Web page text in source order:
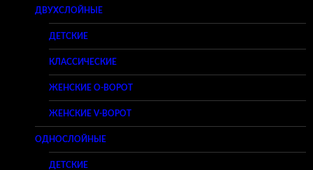
ДВУХСЛОЙНЫЕ
ДЕТСКИЕ
КЛАССИЧЕСКИЕ
ЖЕНСКИЕ O-ВОРОТ
ЖЕНСКИЕ V-ВОРОТ
ОДНОСЛОЙНЫЕ
ДЕТСКИЕ